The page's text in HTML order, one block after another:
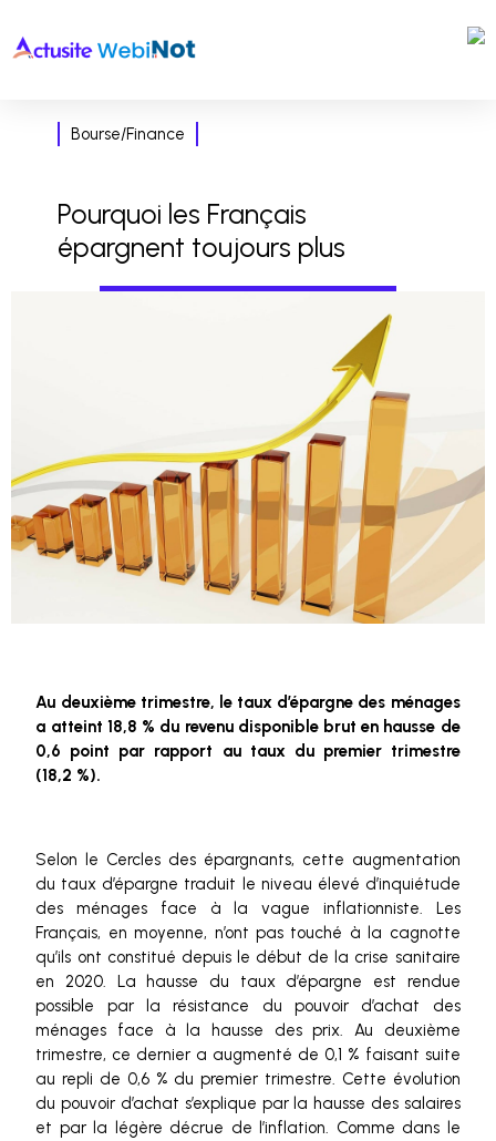
Bourse/Finance
Pourquoi les Français
épargnent toujours plus
Au deuxième trimestre, le taux d’épargne des ménages
a atteint 18,8 % du revenu disponible brut en hausse de
0,6 point par rapport au taux du premier trimestre
(18,2 %).
Selon le Cercles des épargnants, cette augmentation
du taux d’épargne traduit le niveau élevé d’inquiétude
des ménages face à la vague inflationniste. Les
Français, en moyenne, n’ont pas touché à la cagnotte
qu’ils ont constitué depuis le début de la crise sanitaire
en 2020. La hausse du taux d’épargne est rendue
possible par la résistance du pouvoir d’achat des
ménages face à la hausse des prix. Au deuxième
trimestre, ce dernier a augmenté de 0,1 % faisant suite
au repli de 0,6 % du premier trimestre. Cette évolution
du pouvoir d’achat s’explique par la hausse des salaires
et par la légère décrue de l’inflation. Comme dans le